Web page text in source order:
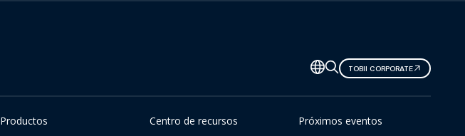
TOBII CORPORATE
Productos Centro de recursos Próximos eventos